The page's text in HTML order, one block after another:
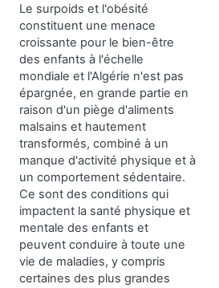
Le surpoids et l'obésité
constituent une menace
croissante pour le bien-être
des enfants à l'échelle
mondiale et l'Algérie n'est pas
épargnée, en grande partie en
raison d'un piège d'aliments
malsains et hautement
transformés, combiné à un
manque d'activité physique et à
un comportement sédentaire.
Ce sont des conditions qui
impactent la santé physique et
mentale des enfants et
peuvent conduire à toute une
vie de maladies, y compris
certaines des plus grandes